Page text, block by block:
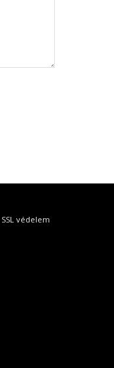
védelem